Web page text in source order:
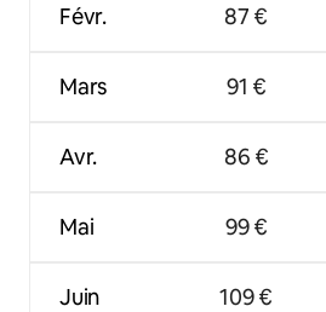
Févr.
Mars
Avr.
Mai
Juin
87 €
91 €
86 €
99 €
109 €